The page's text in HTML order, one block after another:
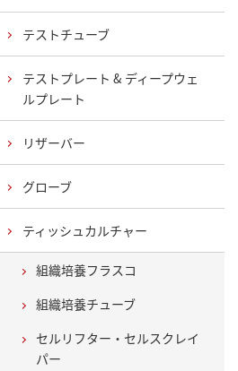
テストチューブ
テストプレート & ディープウェ
ルプレート
リザーバー
グローブ
ティッシュカルチャー
組織培養フラスコ
組織培養チューブ
セルリフター・セルスクレイ
パー